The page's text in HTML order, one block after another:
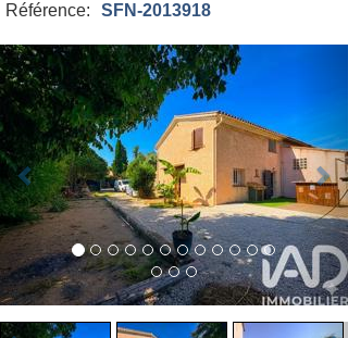
Référence:
SFN-2013918